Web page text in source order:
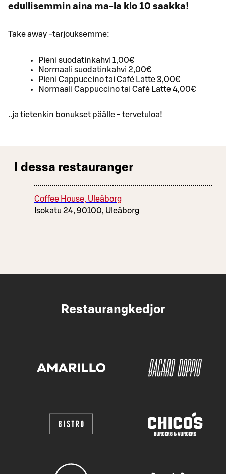
edullisemmin aina ma-la klo 10 saakka!
Take away -tarjouksemme:
Pieni suodatinkahvi 1,00€
Normaali suodatinkahvi 2,00€
Pieni Cappuccino tai Café Latte 3,00€
Normaali Cappuccino tai Café Latte 4,00€
..ja tietenkin bonukset päälle - tervetuloa!
I dessa restauranger
Coffee House, Uleåborg
Isokatu 24, 90100, Uleåborg
Restaurangkedjor